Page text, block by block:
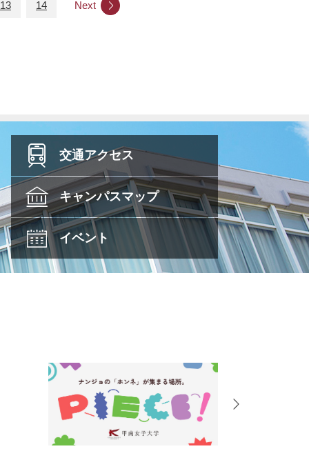
13 14 Next
交通アクセス
キャンパスマップ
イベント